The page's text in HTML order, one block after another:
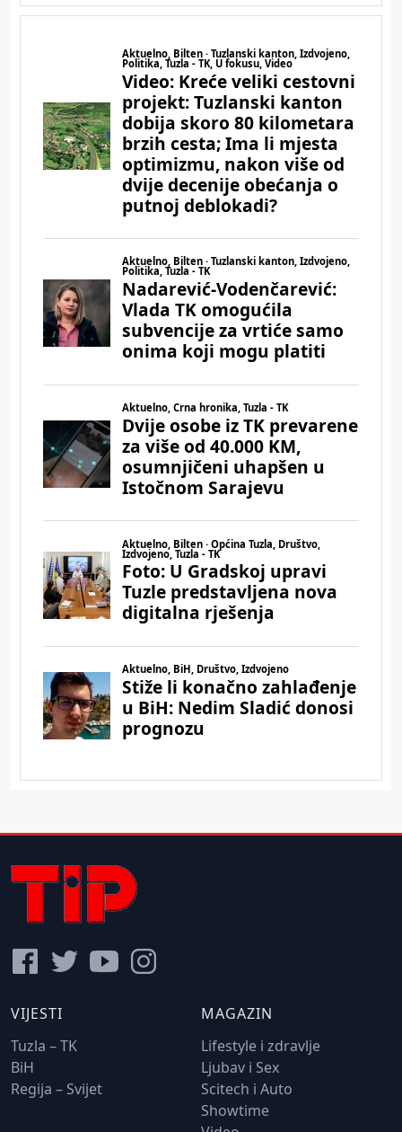
VIJESTI
Tuzla – TK
BiH
Regija – Svijet
MAGAZIN
Lifestyle i zdravlje
Ljubav i Sex
Scitech i Auto
Showtime